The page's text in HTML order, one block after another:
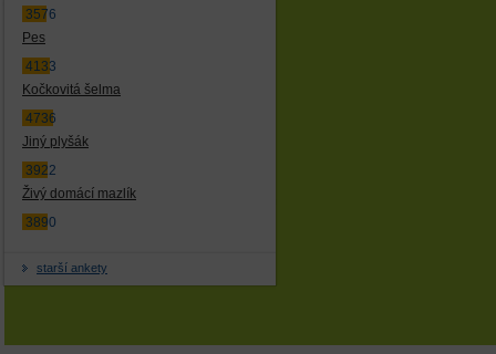
3576
Pes
4133
Kočkovitá šelma
4736
Jiný plyšák
3922
Živý domácí mazlík
3890
starší ankety